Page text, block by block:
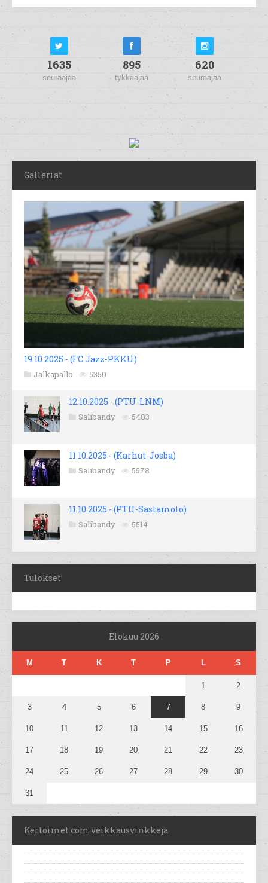
1635
seuraajaa
895
tykkääjää
620
seuraajaa
Galleriat
19.10.2025 - (FC Jazz-PKKU)
Jalkapallo 5350
12.10.2025 - (PTU-LNM)
Salibandy 5483
11.10.2025 - (Karhut-Josba)
Salibandy 5578
11.10.2025 - (PTU-Sastamolo)
Salibandy 5514
Tulokset
Elokuu 2026
M T K T P L S
1 2
3 4 5 6 7 8 9
10 11 12 13 14 15 16
17 18 19 20 21 22 23
24 25 26 27 28 29 30
31
Kertoimet.com veikkausvinkkejä